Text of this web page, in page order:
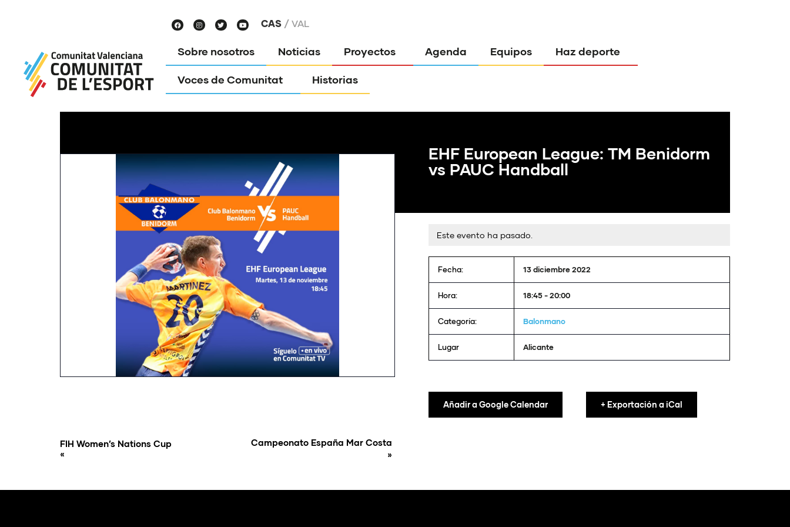
CAS VAL
Sobre nosotros Noticias Proyectos Agenda Equipos Haz deporte
Voces de Comunitat Historias
EHF European League: TM Benidorm
vs PAUC Handball
Este evento ha pasado.
Fecha: 13 diciembre 2022
Hora: 18:45 - 20:00
Categoría: Balonmano
Lugar Alicante
Añadir a Google Calendar + Exportación a iCal
FIH Women’s Nations Cup
«
Campeonato España Mar Costa
»